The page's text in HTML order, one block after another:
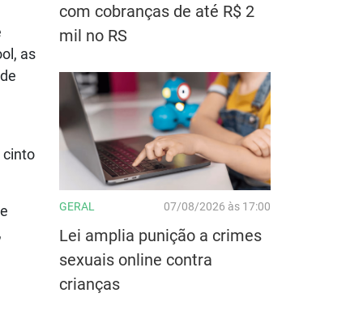
as
cinto
com cobranças de até R$ 2
mil no RS
GERAL 07/08/2026 às 17:00
Lei amplia punição a crimes
sexuais online contra
crianças